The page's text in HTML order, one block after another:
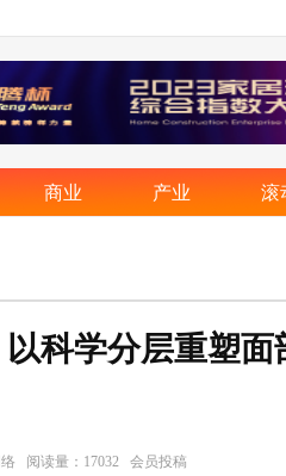
商业 产业 滚
科学分层重塑
阅读量：17032 会员投稿